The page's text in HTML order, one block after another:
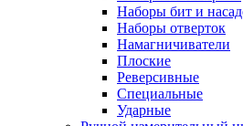
Наборы бит и
Наборы отверток
Намагничиватели
Плоские
Реверсивные
Специальные
Ударные